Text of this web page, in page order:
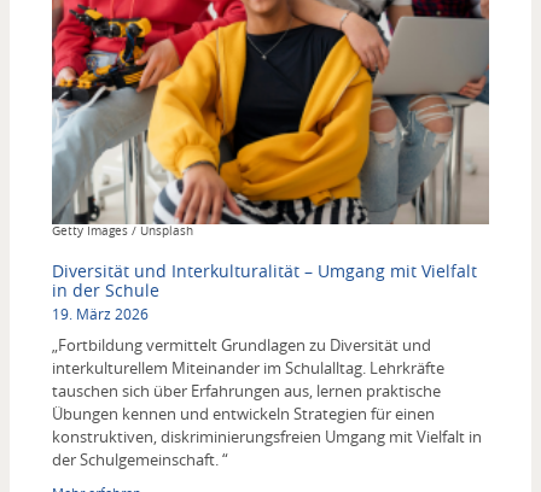
Copyright
Getty Images / Unsplash
Diversität und Interkulturalität – Umgang mit Vielfalt
in der Schule
19. März 2026
„Fortbildung vermittelt Grundlagen zu Diversität und
interkulturellem Miteinander im Schulalltag. Lehrkräfte
tauschen sich über Erfahrungen aus, lernen praktische
Übungen kennen und entwickeln Strategien für einen
konstruktiven, diskriminierungsfreien Umgang mit Vielfalt in
der Schulgemeinschaft. “